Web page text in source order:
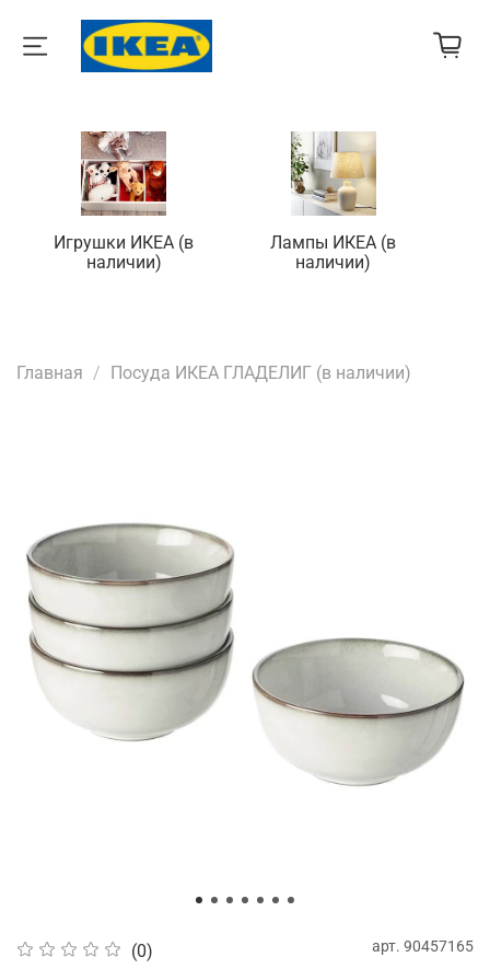
Игрушки ИКЕА (в
наличии)
Лампы ИКЕА (в
наличии)
Главная Посуда ИКЕА ГЛАДЕЛИГ (в наличии)
(0) арт. 90457165